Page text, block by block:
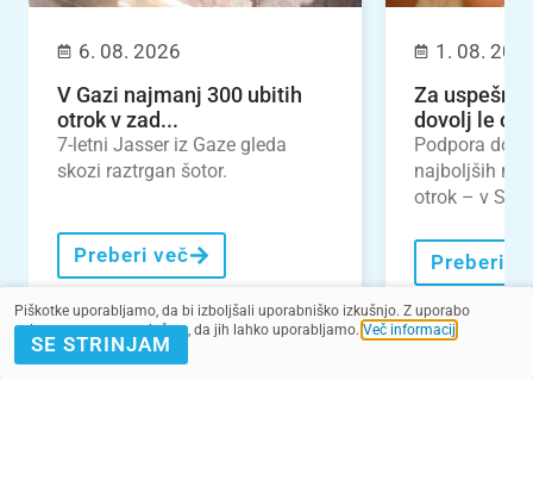
6. 08. 2026
V Gazi najmanj 300 ubitih
otrok v zad...
7-letni Jasser iz Gaze gleda
skozi raztrgan šotor.
Preberi več
1. 08.
Za uspešno
dovolj le
Podpora
najboljših
otrok – v
Preberi
Piškotke uporabljamo, da bi izboljšali uporabniško izkušnjo. Z uporabo
spletnega mesta soglašate, da jih lahko uporabljamo. Več informacij
SE STRINJAM